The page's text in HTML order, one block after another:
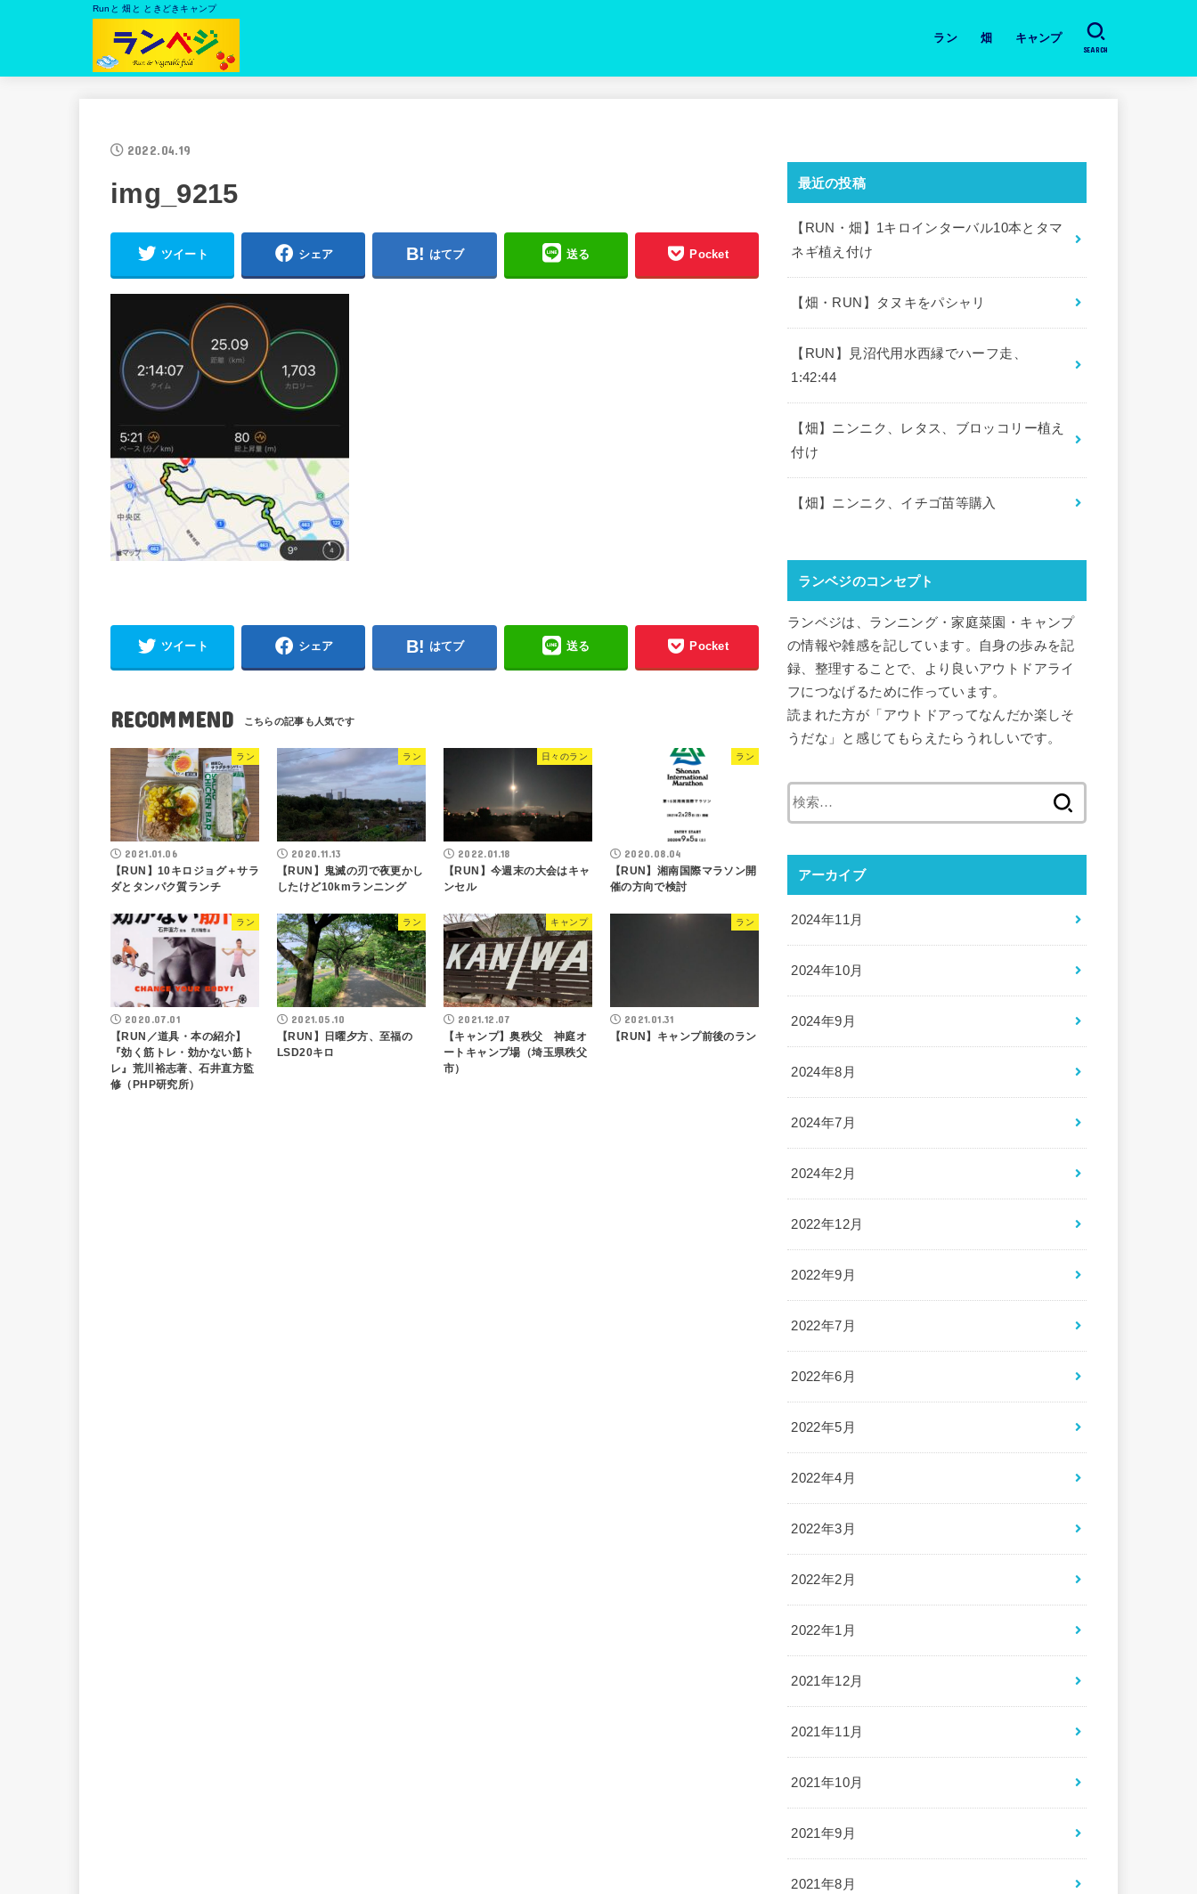
Runと 畑と ときどきキャンプ
ラン
日々のラン
道具・本の紹介
月間の振り返り
大会
畑
畑・今日の作業と収穫
キャンプ
キャンプ場
道具・本の紹介
SEARCH
2022.04.19
img_9215
ツイート シェア はてブ 送る Pocket
ツイート シェア はてブ 送る Pocket
RECOMMEND
ラン
2021.01.06
【RUN】10キロジョグ＋サラ
ダとタンパク質ランチ
ラン
2020.11.13
【RUN】鬼滅の刃で夜更かし
したけど10kmランニング
日々のラン
2022.01.18
【RUN】今週末の大会はキャ
ンセル
ラン
2020.08.04
【RUN】湘南国際マラソン開
催の方向で検討
ラン
2020.07.01
【RUN／道具・本の紹介】
『効く筋トレ・効かない筋ト
レ』荒川裕志著、石井直方監
修（PHP研究所）
ラン
2021.05.10
【RUN】日曜夕方、至福の
LSD20キロ
キャンプ
2021.12.07
【キャンプ】奥秩父 神庭オ
ートキャンプ場（埼玉県秩父
市）
ラン
2021.01.31
【RUN】キャンプ前後のラン
最近の投稿
【RUN・畑】1キロインターバル10本とタマ
ネギ植え付け
【畑・RUN】タヌキをパシャリ
【RUN】見沼代用水西縁でハーフ走、
1:42:44
【畑】ニンニク、レタス、ブロッコリー植え
付け
【畑】ニンニク、イチゴ苗等購入
ランベジのコンセプト
ランベジは、ランニング・家庭菜園・キャンプ
の情報や雑感を記しています。自身の歩みを記
録、整理することで、より良いアウトドアライ
フにつなげるために作っています。
読まれた方が「アウトドアってなんだか楽しそ
うだな」と感じてもらえたらうれしいです。
アーカイブ
2024年11月
2024年10月
2024年9月
2024年8月
2024年7月
2024年2月
2022年12月
2022年9月
2022年7月
2022年6月
2022年5月
2022年4月
2022年3月
2022年2月
2022年1月
2021年12月
2021年11月
2021年10月
2021年9月
2021年8月